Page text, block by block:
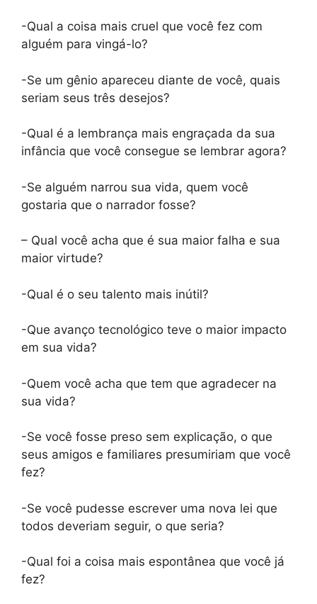
-Qual a coisa mais cruel que você fez com
alguém para vingá-lo?
-Se um gênio apareceu diante de você, quais
seriam seus três desejos?
-Qual é a lembrança mais engraçada da sua
infância que você consegue se lembrar agora?
-Se alguém narrou sua vida, quem você
gostaria que o narrador fosse?
– Qual você acha que é sua maior falha e sua
maior virtude?
-Qual é o seu talento mais inútil?
-Que avanço tecnológico teve o maior impacto
em sua vida?
-Quem você acha que tem que agradecer na
sua vida?
-Se você fosse preso sem explicação, o que
seus amigos e familiares presumiriam que você
fez?
-Se você pudesse escrever uma nova lei que
todos deveriam seguir, o que seria?
-Qual foi a coisa mais espontânea que você já
fez?